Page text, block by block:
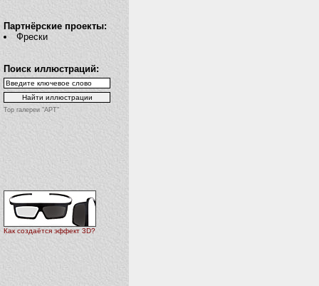
Партнёрские проекты:
Фрески
Поиск иллюстраций:
Top галереи "АРТ"
Как создаётся эффект 3D?